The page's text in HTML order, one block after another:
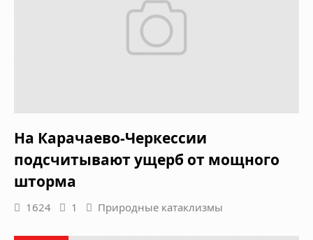
На Карачаево-Черкессии
подсчитывают ущерб от мощного
шторма
1624 1 Природные катаклизмы